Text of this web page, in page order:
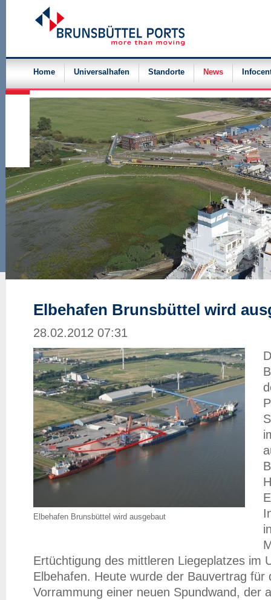
Navigation
überspringen
Home Universalhafen Standorte News
Elbehafen Brunsbüttel wird
28.02.2012 07:31
Elbehafen Brunsbüttel wird ausgebaut
Ertüchtigung des mittleren Liegeplatzes im
Elbehafen. Heute wurde der Bauvertrag für
Vorrammung einer neuen Spundwand, der